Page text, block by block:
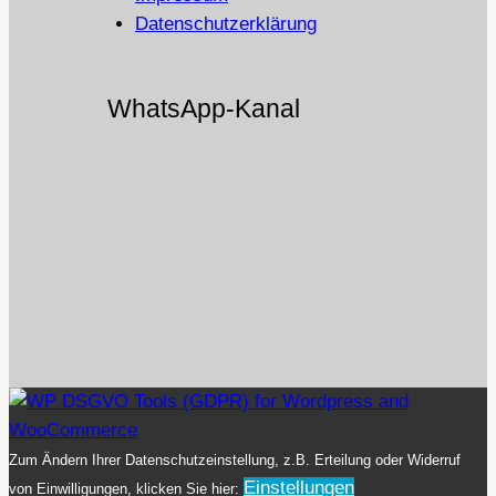
Datenschutzerklärung
WhatsApp-Kanal
Zum Ändern Ihrer Datenschutzeinstellung, z.B. Erteilung oder Widerruf
von Einwilligungen, klicken Sie hier: Einstellungen